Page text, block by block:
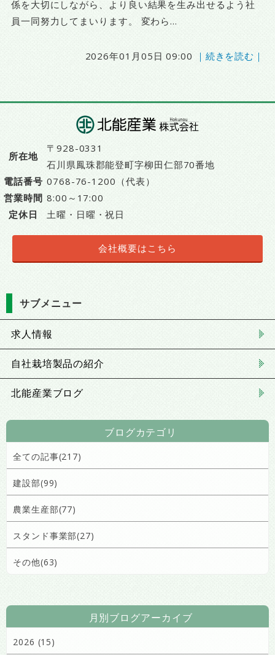
係を大切にしながら、より良い結果を生み出せるよう社
員一同努力してまいります。 変わら...
2026年01月05日 09:00 ｜続きを読む｜
所在地
〒928-0331
石川県鳳珠郡能登町字柳田仁部70番地
電話番号 0768-76-1200（代表）
営業時間 8:00～17:00
定休日
土曜・日曜・祝日
会社概要はこちら
サブメニュー
求人情報
自社栽培製品の紹介
北能産業ブログ
ブログカテゴリ
全ての記事(217)
建設部(99)
農業生産部(77)
スタンド事業部(27)
その他(63)
月別ブログアーカイブ
2026 (15)